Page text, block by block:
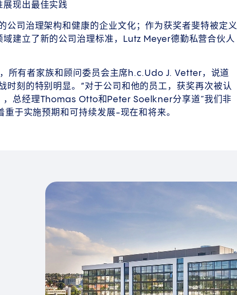
现出最佳实践
公司治理架构和健康的企业文化；作为获奖者斐特被定义
建立了新的公司治理标准，Lutz Meyer德勤私营合伙人
所有者家族和顾问委员会主席h.c.Udo J. Vetter，说道
时刻的特别明显。”对于公司和他的员工，获奖再次被认
，总经理Thomas Otto和Peter Soelkner分享道“我们非
于实施预期和可持续发展-现在和将来。